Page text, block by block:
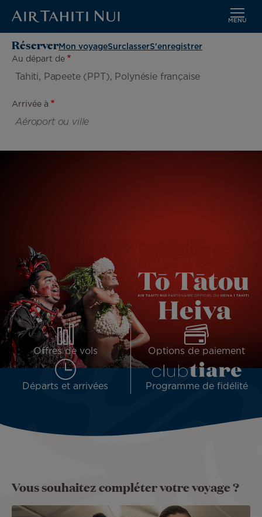
contenu
principal
MENU
Réserver Mon voyageSurclasserS'enregistrer
Au départ de
Arrivée à
Offres de vols Options de paiement
Départs et arrivées Programme de fidélité
Vous souhaitez compléter votre voyage ?